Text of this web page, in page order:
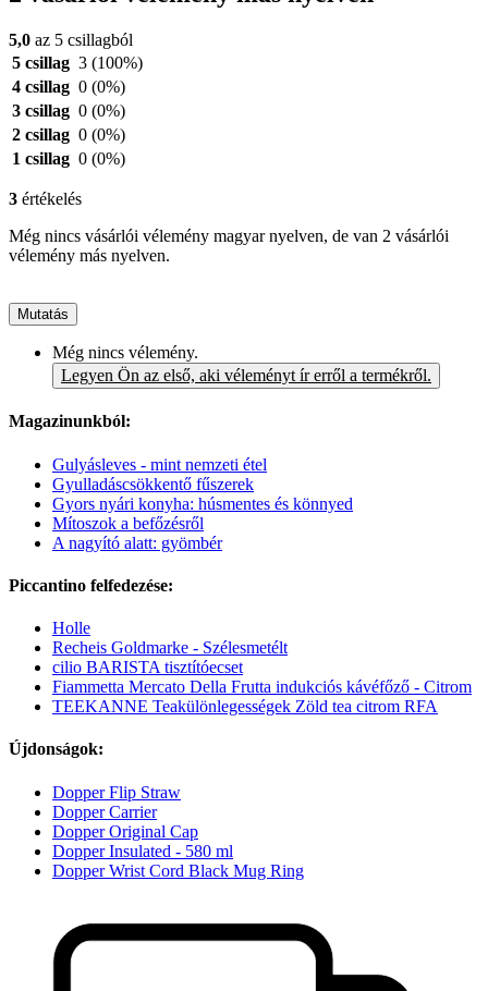
5,0 az 5 csillagból
5 csillag 3 (100%)
4 csillag 0 (0%)
3 csillag 0 (0%)
2 csillag 0 (0%)
1 csillag 0 (0%)
3 értékelés
Még nincs vásárlói vélemény magyar nyelven, de van 2 vásárlói
vélemény más nyelven.
Mutatás
Még nincs vélemény.
Legyen Ön az első, aki véleményt ír erről a termékről.
Magazinunkból:
Gulyásleves - mint nemzeti étel
Gyulladáscsökkentő fűszerek
Gyors nyári konyha: húsmentes és könnyed
Mítoszok a befőzésről
A nagyító alatt: gyömbér
Piccantino felfedezése:
Holle
Recheis Goldmarke - Szélesmetélt
cilio BARISTA tisztítóecset
Fiammetta Mercato Della Frutta indukciós kávéfőző - Citrom
TEEKANNE Teakülönlegességek Zöld tea citrom RFA
Újdonságok:
Dopper Flip Straw
Dopper Carrier
Dopper Original Cap
Dopper Insulated - 580 ml
Dopper Wrist Cord Black Mug Ring